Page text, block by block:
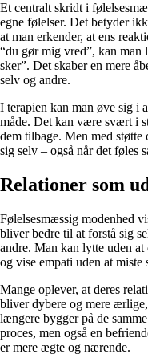
Et centralt skridt i
egne følelser. Det betyder
at man erkender, at ens
“du gør mig vred”, kan man
sker”. Det skaber en mere
selv og andre.
I terapien kan man øve sig i
måde. Det kan være svært i
dem tilbage. Men med støtte
sig selv – også når det føles
Relationer som
Følelsesmæssig modenhed
bliver bedre til at forstå sig
andre. Man kan lytte uden
og vise empati uden at miste
Mange oplever, at deres
bliver dybere og mere
længere bygger på de
proces, men også en
er mere ægte og nærende.